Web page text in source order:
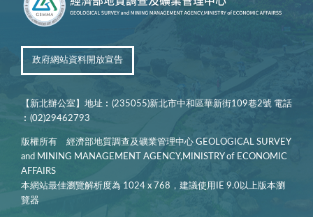
政府網站資料開放宣告
【新北辦公室】地址︰(235055)新北市中和區華新街109巷2號 電話
︰(02)29462793
版權所有 經濟部地質調查及礦業管理中心 GEOLOGICAL SURVEY
and MINING MANAGEMENT AGENCY,MINISTRY of ECONOMIC
AFFAIRS
本網站最佳瀏覽解析度為 1024 x 768，建議使用IE 9.0以上版本瀏
覽器